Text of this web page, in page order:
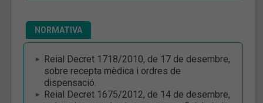
NORMATIVA
Reial Decret 1718/2010, de 17 de desembre,
sobre recepta mèdica i ordres de
dispensació.
Reial Decret 1675/2012, de 14 de desembre,